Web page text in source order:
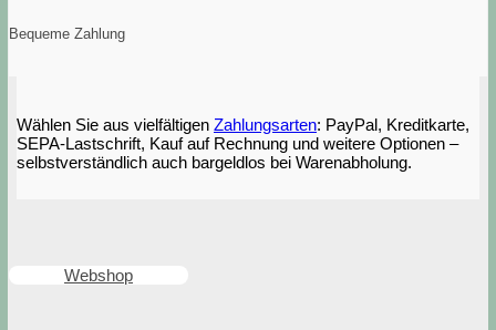
Bequeme Zahlung
Wählen Sie aus vielfältigen Zahlungsarten: PayPal, Kreditkarte,
SEPA-Lastschrift, Kauf auf Rechnung und weitere Optionen –
selbstverständlich auch bargeldlos bei Warenabholung.
Webshop